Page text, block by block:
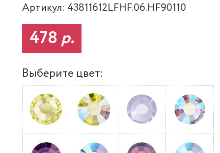
Артикул: 43811612LFHF.06.HF90110
478 р.
Выберите цвет: